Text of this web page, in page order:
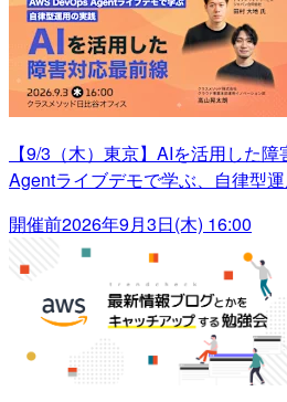
【9/3（木）東京】AIを活用した
Agentライブデモで学ぶ、自律型
開催前2026年9月3日(木) 16:00